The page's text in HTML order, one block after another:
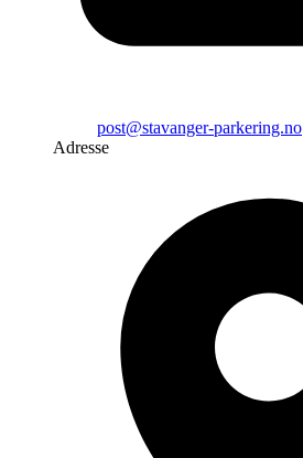
post@stavanger-parkering.no
Adresse